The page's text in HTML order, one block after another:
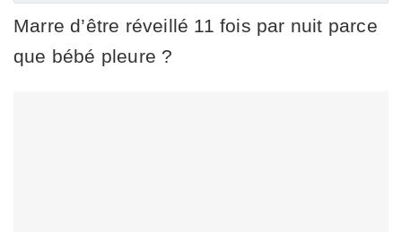
Marre d’être réveillé 11 fois par nuit parce
que bébé pleure ?